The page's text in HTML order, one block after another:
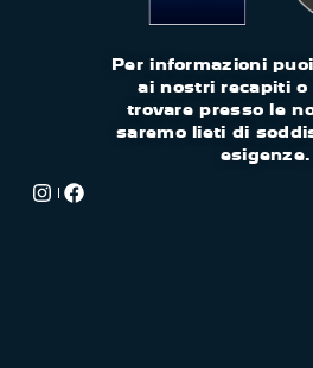
Per informazioni
ai nostri recapiti o
trovare presso le
saremo lieti di
esigenze.